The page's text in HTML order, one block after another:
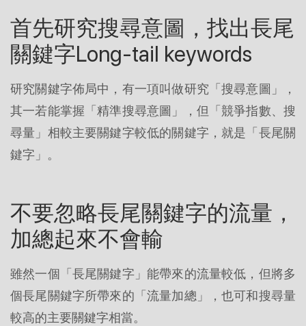
首先研究搜尋意圖，找出長尾
關鍵字Long-tail keywords
研究關鍵字佈局中，有一項叫做研究「搜尋意圖」，
其一若能掌握「精準搜尋意圖」，但「競爭指數、搜
尋量」相較主要關鍵字較低的關鍵字，就是「長尾關
鍵字」。
不要忽略長尾關鍵字的流量，
加總起來不會輸
雖然一個「長尾關鍵字」能帶來的流量較低，但將多
個長尾關鍵字所帶來的「流量加總」，也可和搜尋量
較高的主要關鍵字相當。